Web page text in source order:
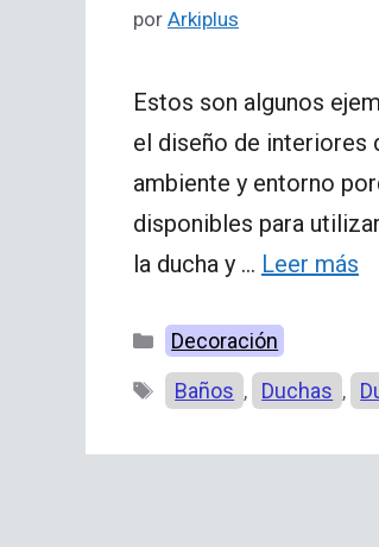
por Arkiplus
Estos son algunos
el diseño de interiores
ambiente y entorno
disponibles para
la ducha y … Leer más
Categorías
Decoración
Etiquetas
Baños , Duchas ,